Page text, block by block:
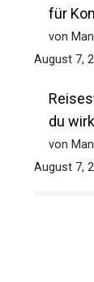
für
von
August 7,
du
von
August 7,